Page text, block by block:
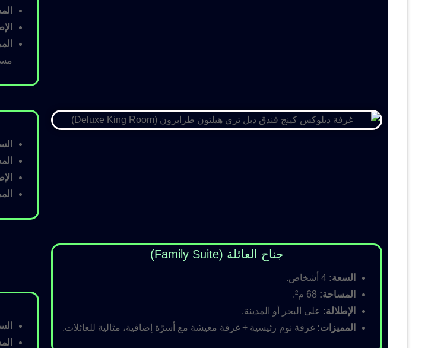
جناح العائلة (Family Suite)
السعة:
المساحة:
الإطلالة: على البحر أو المدينة.
المميزات: غرفة نوم رئيسية + غرفة معيشة مع أسرّة إضافية، مثالية للعائلات.